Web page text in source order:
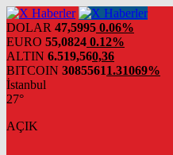
DOLAR 47,5995 0.06%
EURO 55,0824 0.12%
ALTIN 6.519,560,36
BITCOIN 30855611.31069%
İstanbul
27°
AÇIK